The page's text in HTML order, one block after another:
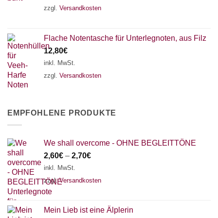
zzgl. Versandkosten
Flache Notentasche für Unterlegnoten, aus Filz
12,80€
inkl. MwSt.
zzgl. Versandkosten
EMPFOHLENE PRODUKTE
We shall overcome - OHNE BEGLEITTÖNE
2,60€ – 2,70€
inkl. MwSt.
zzgl.Versandkosten
Mein Lieb ist eine Älplerin